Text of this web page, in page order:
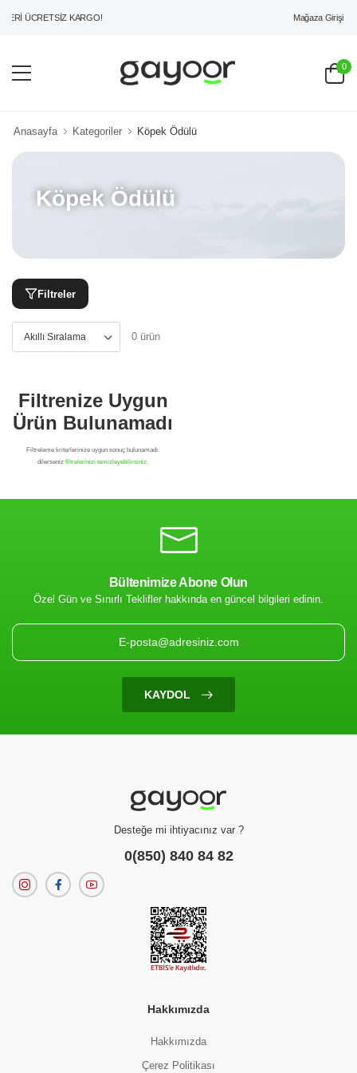
ÜCRETSİZ KARGO! Mağaza Girişi
0
Anasayfa Kategoriler Köpek Ödülü
Köpek Ödülü
Filtreler
0 ürün
Filtrenize Uygun
Ürün Bulunamadı
Bültenimize Abone Olun
Özel Gün ve Sınırlı Teklifler hakkında en güncel bilgileri edinin.
KAYDOL
Desteğe mi ihtiyacınız var ?
0(850) 840 84 82
Hakkımızda
Hakkımızda
Çerez Politikası